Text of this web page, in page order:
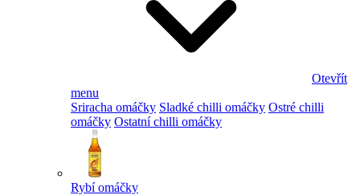
Otevřít
menu
Sriracha omáčky Sladké chilli omáčky Ostré chilli
omáčky Ostatní chilli omáčky
Rybí omáčky